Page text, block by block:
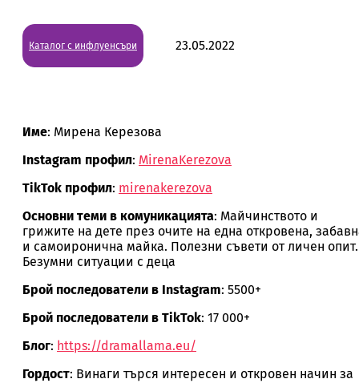
Каталог с инфлуенсъри 23.05.2022
Име: Мирена Керезова
Instagram профил: MirenaKerezova
TikTok профил: mirenakerezova
Основни теми в комуникацията: Майчинството и
грижите на дете през очите на една откровена,
и самоиронична майка. Полезни съвети от личен опит.
Безумни ситуации с деца
Брой последователи в Instagram: 5500+
Брой последователи в TikTok: 17 000+
Блог: https://dramallama.eu/
Гордост: Винаги търся интересен и откровен начин за